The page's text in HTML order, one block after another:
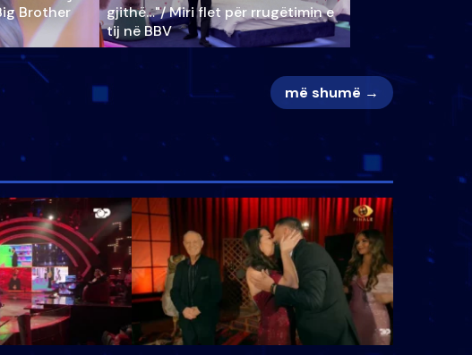
Brother
gjithë…"/ Miri flet për rrugëtimin e
tij në BBV
më shumë →